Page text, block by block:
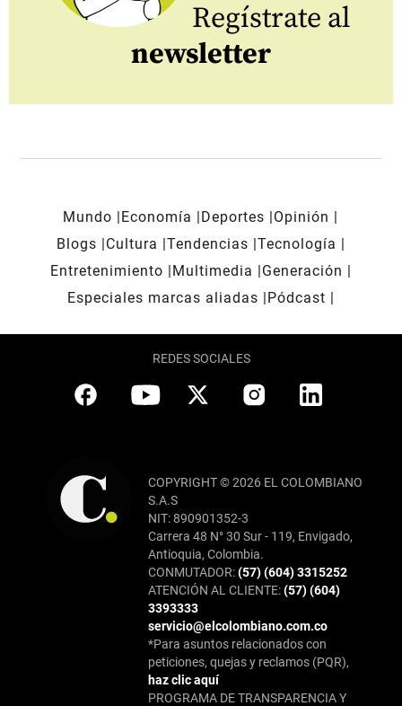
Regístrate al
newsletter
Mundo Economía Deportes
Opinión
Blogs
Cultura Tendencias Tecnología
Entretenimiento
Multimedia
Generación
Especiales marcas aliadas
Pódcast
REDES SOCIALES
COPYRIGHT © 2026 EL COLOMBIANO
S.A.S
NIT: 890901352-3
Carrera 48 N° 30 Sur - 119, Envigado,
Antioquia, Colombia.
CONMUTADOR:(57) (604) 3315252
ATENCIÓN AL CLIENTE:(57) (604)
3393333
servicio@elcolombiano.com.co
*Para asuntos relacionados con
peticiones, quejas y reclamos (PQR),
haz clic aquí
PROGRAMA DE TRANSPARENCIA Y